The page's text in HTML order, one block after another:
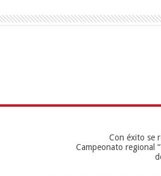
Con éxito se
Campeonato regional